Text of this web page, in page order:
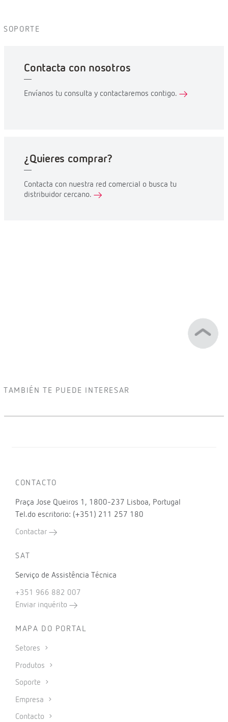
SOPORTE
Contacta con nosotros
Envíanos tu consulta y contactaremos contigo.
¿Quieres comprar?
Contacta con nuestra red comercial o busca tu
distribuidor cercano.
TAMBIÉN TE PUEDE INTERESAR
CONTACTO
Praça Jose Queiros 1, 1800-237 Lisboa, Portugal
Tel.do escritorio: (+351) 211 257 180
Contactar
SAT
Serviço de Assistência Técnica
+351 966 882 007
Enviar inquérito
MAPA DO PORTAL
Setores
Produtos
Soporte
Empresa
Contacto